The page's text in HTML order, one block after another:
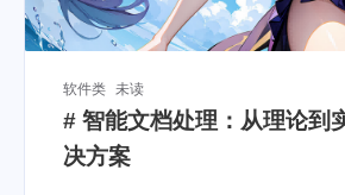
软件类 未读
# 智能文档处理：从理论到
决方案